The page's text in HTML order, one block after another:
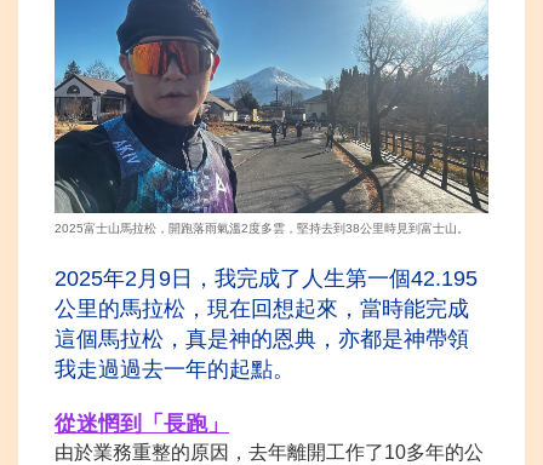
2025富士山馬拉松，開跑落雨氣溫2度多雲，堅持去到38公里時見到富士山。
2025年2月9日，我完成了人生第一個42.195
公里的馬拉松，現在回想起來，當時能完成
這個馬拉松，真是神的恩典，亦都是神帶領
我走過過去一年的起點。
從迷惘到 「長跑」
由於業務重整的原因，去年離開工作了10多年的公